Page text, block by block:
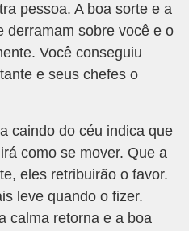
pessoa. A boa sorte e a
derramam sobre você e o
Você conseguiu
e seus chefes o
caindo do céu indica que
como se mover. Que a
eles retribuirão o favor.
leve quando o fizer.
calma retorna e a boa